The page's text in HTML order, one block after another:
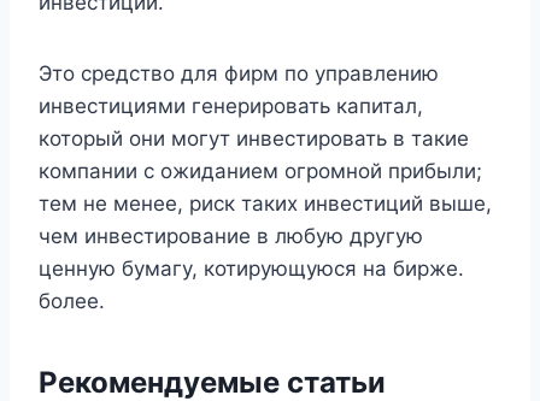
Это средство для фирм по управлению
инвестициями генерировать капитал,
который они могут инвестировать в такие
компании с ожиданием огромной прибыли;
тем не менее, риск таких инвестиций выше,
чем инвестирование в любую другую
ценную бумагу, котирующуюся на бирже.
более.
Рекомендуемые статьи